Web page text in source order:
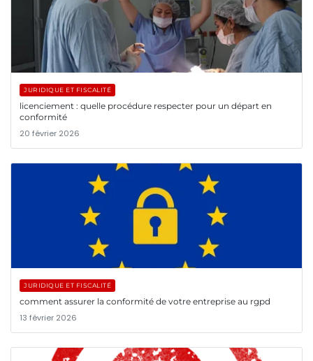
JURIDIQUE ET FISCALITÉ
licenciement : quelle procédure respecter pour un départ en
conformité
20 février 2026
JURIDIQUE ET FISCALITÉ
comment assurer la conformité de votre entreprise au rgpd
13 février 2026